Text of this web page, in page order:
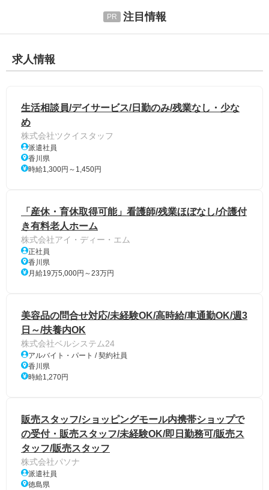
注目情報
求人情報
生活相談員/デイサービス/日勤のみ/残業なし・少な
め
株式会社ツクイスタッフ
派遣社員
香川県
時給1,300円～1,450円
「産休・育休取得可能」看護師/残業ほぼなし/介護付
き有料老人ホーム
株式会社アイ・ディー・エム
正社員
香川県
月給19万5,000円～23万円
美容品の問合せ対応/未経験OK/高時給/車通勤OK/週3
日～/扶養内OK
株式会社ベルシステム24
アルバイト・パート / 契約社員
香川県
時給1,270円
販売スタッフ/ショッピングモール内携帯ショップで
の受付・販売スタッフ/未経験OK/即日勤務可/販売ス
タッフ/販売スタッフ
株式会社パソナ
派遣社員
徳島県